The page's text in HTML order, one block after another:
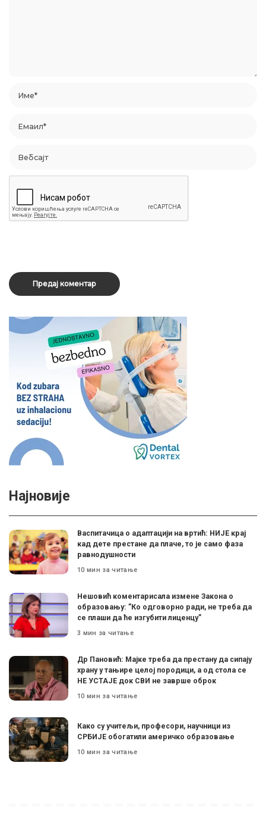
Најновије
Васпитачица о адаптацији на вртић: НИЈЕ крај
кад дете престане да плаче, то је само фаза
равнодушности
10 мин за читање
Нешовић коментарисала измене Закона о
образовању: ”Ко одговорно ради, не треба да
се плаши да ће изгубити лиценцу”
3 мин за читање
Др Пановић: Мајке треба да престану да сипају
храну у тањире целој породици, а од стола се
НЕ УСТАЈЕ док СВИ не заврше оброк
10 мин за читање
Како су учитељи, професори, научници из
СРБИЈЕ обогатили америчко образовање
10 мин за читање